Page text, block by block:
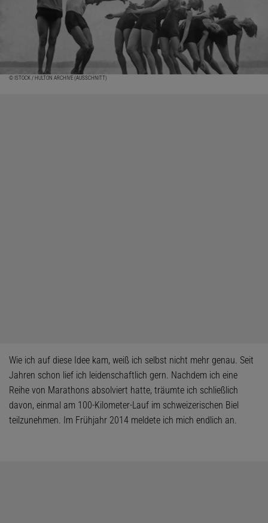
© ISTOCK / HULTON ARCHIVE (AUSSCHNITT)
Wie ich auf diese Idee kam, weiß ich selbst nicht mehr genau. Seit
Jahren schon lief ich leidenschaftlich gern. Nachdem ich eine
Reihe von Marathons absolviert hatte, träumte ich schließlich
davon, einmal am 100-Kilometer-Lauf im schweizerischen Biel
teilzunehmen. Im Frühjahr 2014 meldete ich mich endlich an.